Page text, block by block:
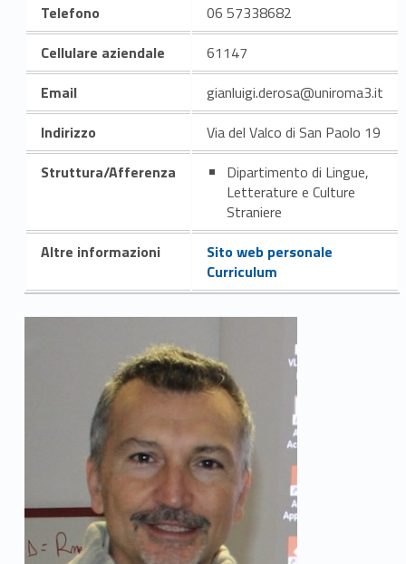
Telefono
06 57338682
Cellulare aziendale
61147
Email
gianluigi.derosa@uniroma3.it
Indirizzo
Via del Valco di San Paolo 19
Struttura/Afferenza
Dipartimento di Lingue,
Letterature e Culture
Straniere
Altre informazioni
Sito web personale
Curriculum